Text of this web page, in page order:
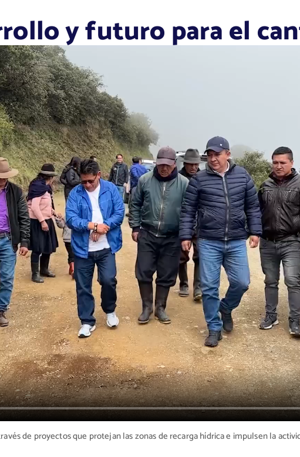
y futuro para el
de proyectos que protejan las zonas de recarga hídricae impulsen la